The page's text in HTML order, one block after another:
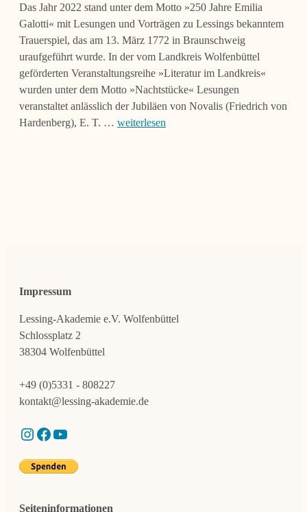
Das Jahr 2022 stand unter dem Motto »250 Jahre Emilia
Galotti« mit Lesungen und Vorträgen zu Lessings bekanntem
Trauerspiel, das am 13. März 1772 in Braunschweig
uraufgeführt wurde. In der vom Landkreis Wolfenbüttel
geförderten Veranstaltungsreihe »Literatur im Landkreis«
wurden unter dem Motto »Nachtstücke« Lesungen
veranstaltet anlässlich der Jubiläen von Novalis (Friedrich von
Hardenberg), E. T. … weiterlesen
Impressum
Lessing-Akademie e.V. Wolfenbüttel
Schlossplatz 2
38304 Wolfenbüttel
+49 (0)5331 - 808227
kontakt@lessing-akademie.de
Instagram
Facebook
YouTube
Seiteninformationen